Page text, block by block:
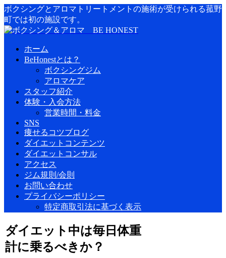
ボクシングとアロマトリートメントの施術が受けられる菰野
町では初の施設です。
ホーム
BeHonestとは？
ボクシングジム
アロマケア
スタッフ紹介
体験・入会方法
営業時間・料金
SNS
痩せるコツブログ
ダイエットコンテンツ
ダイエットコンサル
アクセス
ジム規則/会則
お問い合わせ
プライバシーポリシー
特定商取引法に基づく表示
ダイエット中は毎日体重
計に乗るべきか？